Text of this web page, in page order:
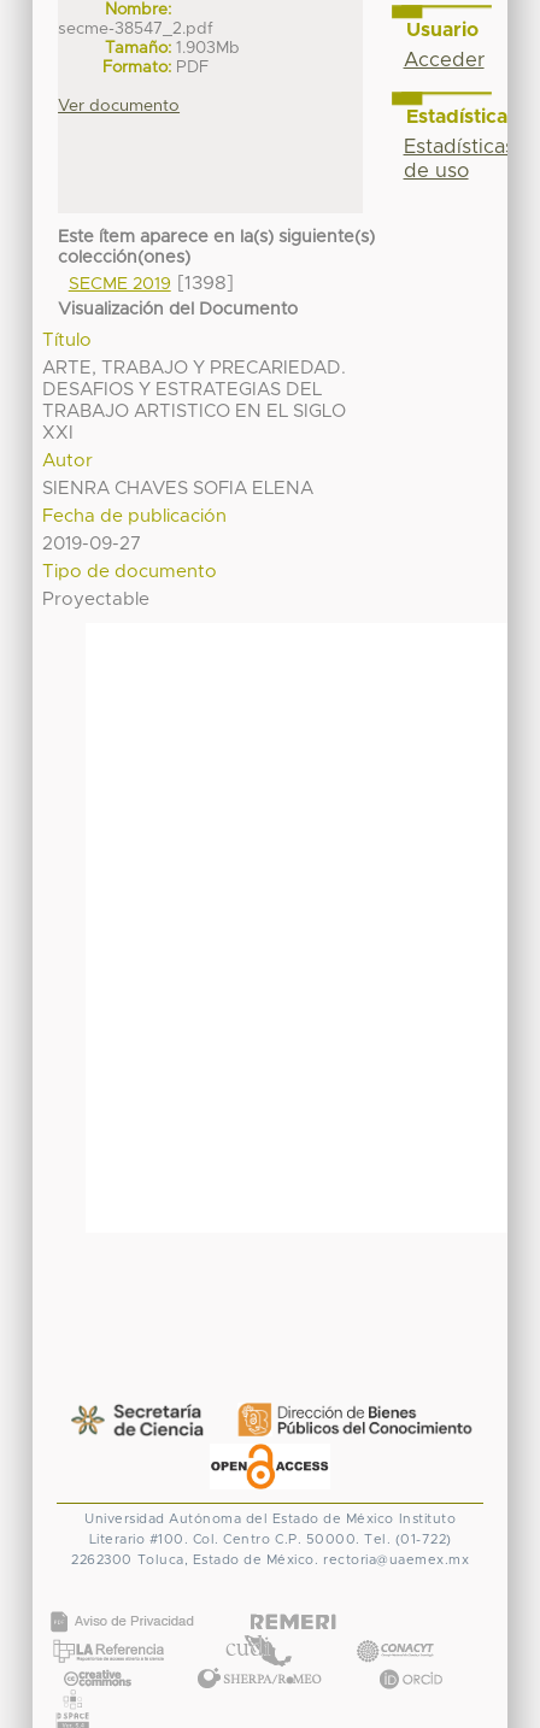
Nombre:
secme-38547_2.pdf
Tamaño: 1.903Mb
Formato: PDF
Ver documento
Este ítem aparece en la(s) siguiente(s)
colección(ones)
SECME 2019 [1398]
Visualización del Documento
Título
ARTE, TRABAJO Y PRECARIEDAD.
DESAFIOS Y ESTRATEGIAS DEL
TRABAJO ARTISTICO EN EL SIGLO
XXI
Autor
SIENRA CHAVES SOFIA ELENA
Fecha de publicación
2019-09-27
Tipo de documento
Proyectable
Usuario
Acceder
Estadísticas
Estadísticas
de uso
Universidad Autónoma del Estado de México
Instituto
Literario #100. Col. Centro C.P. 50000. Tel. (01-722)
2262300 Toluca, Estado de México. rectoria@uaemex.mx